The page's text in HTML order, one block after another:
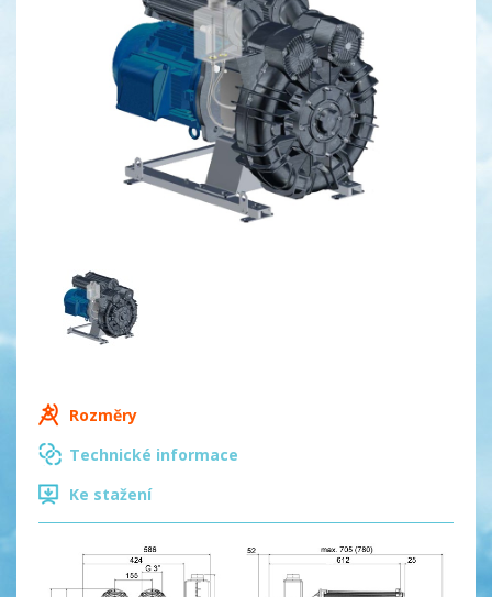
Rozměry
Technické informace
Ke stažení